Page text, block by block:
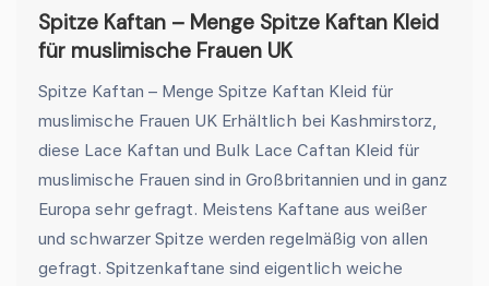
Spitze Kaftan – Menge Spitze Kaftan Kleid
für muslimische Frauen UK
Spitze Kaftan – Menge Spitze Kaftan Kleid für
muslimische Frauen UK Erhältlich bei Kashmirstorz,
diese Lace Kaftan und Bulk Lace Caftan Kleid für
muslimische Frauen sind in Großbritannien und in ganz
Europa sehr gefragt. Meistens Kaftane aus weißer
und schwarzer Spitze werden regelmäßig von allen
gefragt. Spitzenkaftane sind eigentlich weiche